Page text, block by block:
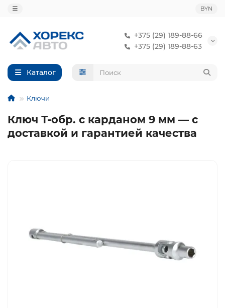
BYN
+375 (29) 189-88-66
+375 (29) 189-88-63
Каталог
Ключи
Ключ Т-обр. с карданом 9 мм — с
доставкой и гарантией качества